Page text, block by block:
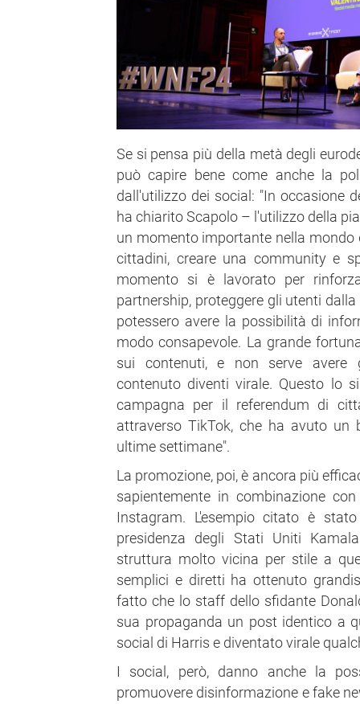
Se si pensa più della metà degli
può capire bene come anche la
dall'utilizzo dei social: "In occasione
ha chiarito Scapolo – l'utilizzo della
un momento importante nella mondo
cittadini, creare una community e
momento si è lavorato per
partnership, proteggere gli utenti
potessero avere la possibilità di
modo consapevole. La grande
sui contenuti, e non serve avere
contenuto diventi virale. Questo lo
campagna per il referendum di
attraverso TikTok, che ha avuto un
ultime settimane".
La promozione, poi, è ancora più
sapientemente in combinazione
Instagram. L'esempio citato è
presidenza degli Stati Uniti
struttura molto vicina per stile a
semplici e diretti ha ottenuto
fatto che lo staff dello sfidante
sua propaganda un post identico a
social di Harris e diventato virale
I social, però, danno anche la
promuovere disinformazione e fake